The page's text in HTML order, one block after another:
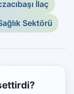
İlaç
Sektörü